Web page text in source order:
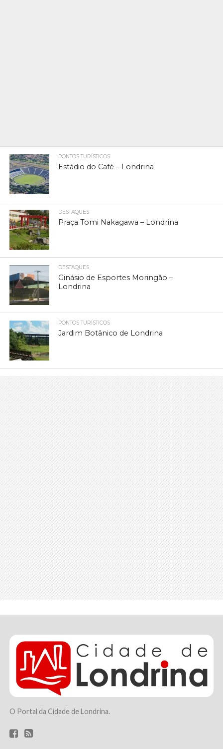
PONTOS TURÍSTICOS
Estádio do Café – Londrina
DESTAQUES
Praça Tomi Nakagawa – Londrina
DESTAQUES
Ginásio de Esportes Moringão –
Londrina
PONTOS TURÍSTICOS
Jardim Botânico de Londrina
O Portal da Cidade de Londrina.